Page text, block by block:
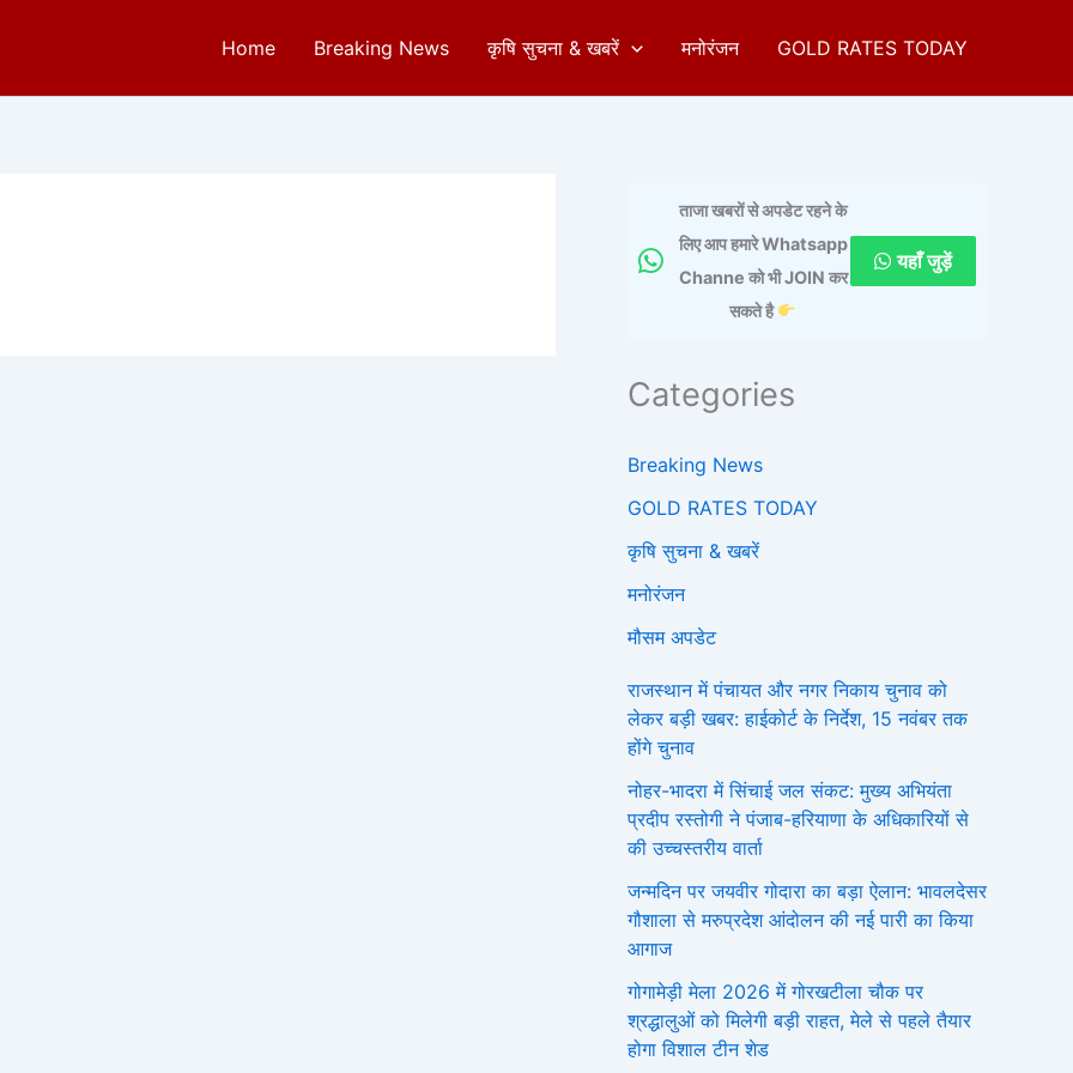
Home Breaking News कृषि सुचना & खबरें मनोरंजन GOLD RATES TODAY
ताजा खबरों से अपडेट रहने के
लिए आप हमारे Whatsapp
Channe को भी JOIN कर
सकते है
यहाँ जुड़ें
Categories
Breaking News
GOLD RATES TODAY
कृषि सुचना & खबरें
मनोरंजन
मौसम अपडेट
राजस्थान में पंचायत और नगर निकाय चुनाव को
लेकर बड़ी खबर: हाईकोर्ट के निर्देश, 15 नवंबर तक
होंगे चुनाव
नोहर-भादरा में सिंचाई जल संकट: मुख्य अभियंता
प्रदीप रस्तोगी ने पंजाब-हरियाणा के अधिकारियों से
की उच्चस्तरीय वार्ता
जन्मदिन पर जयवीर गोदारा का बड़ा ऐलान: भावलदेसर
गौशाला से मरुप्रदेश आंदोलन की नई पारी का किया
आगाज
गोगामेड़ी मेला 2026 में गोरखटीला चौक पर
श्रद्धालुओं को मिलेगी बड़ी राहत, मेले से पहले तैयार
होगा विशाल टीन शेड